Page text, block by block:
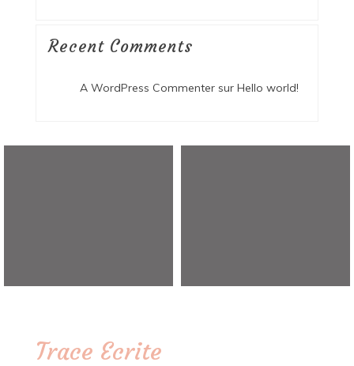
Recent Comments
A WordPress Commentersur Hello world!
Trace Ecrite